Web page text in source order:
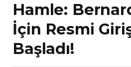
Hamle:
İçin Resmi
Başladı!